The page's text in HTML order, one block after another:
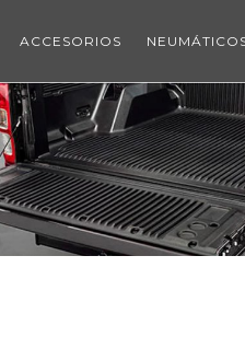
ACCESORIOS